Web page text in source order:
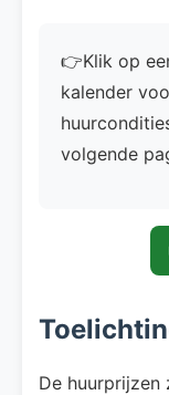
👉Klik op
kalender
volgende
De